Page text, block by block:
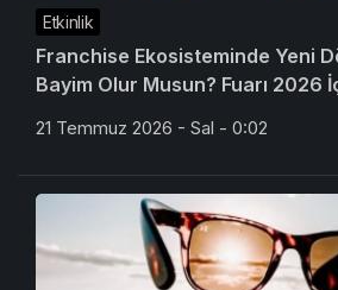
Etkinlik
Franchise Ekosisteminde Yeni
Bayim Olur Musun? Fuarı 2026
21 Temmuz 2026 - Sal - 0:02